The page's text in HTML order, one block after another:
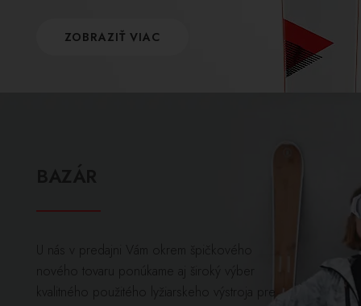
ZOBRAZIŤ VIAC
U nás v predajni Vám okrem špičkového
nového tovaru ponúkame aj široký výber
kvalitného použitého lyžiarskeho výstroja pre